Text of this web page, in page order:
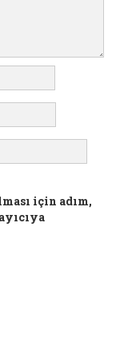
için adım,